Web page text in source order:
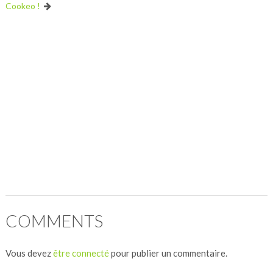
Cookeo !
COMMENTS
Vous devezêtre connectépour publier un commentaire.